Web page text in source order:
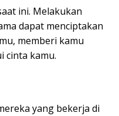
ini. Melakukan
dapat menciptakan
memberi kamu
cinta kamu.
yang bekerja di